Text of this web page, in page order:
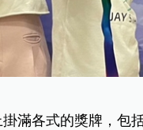
滿各式的獎牌，包